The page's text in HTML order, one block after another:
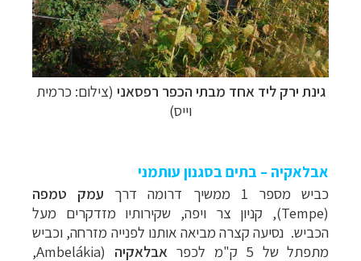
גינת ירק ליד אחד מבתי הכפר רפסאני (צילום: כרמית
וייס)
אבלאקיה – בתים בסגנון עותמני
כביש מספר 1 ממשיך דרומה דרך
עמק טמפה
(
Tempe), קניון צר ויפה, שקירותיו מזדקרים מעל
הכביש. נסיעה קצרה מביאה אותנו לפנייה מזרחה, וכביש
מתפתל של 5 ק"מ לכפר
אבלאקיה (
Ambelákia
,